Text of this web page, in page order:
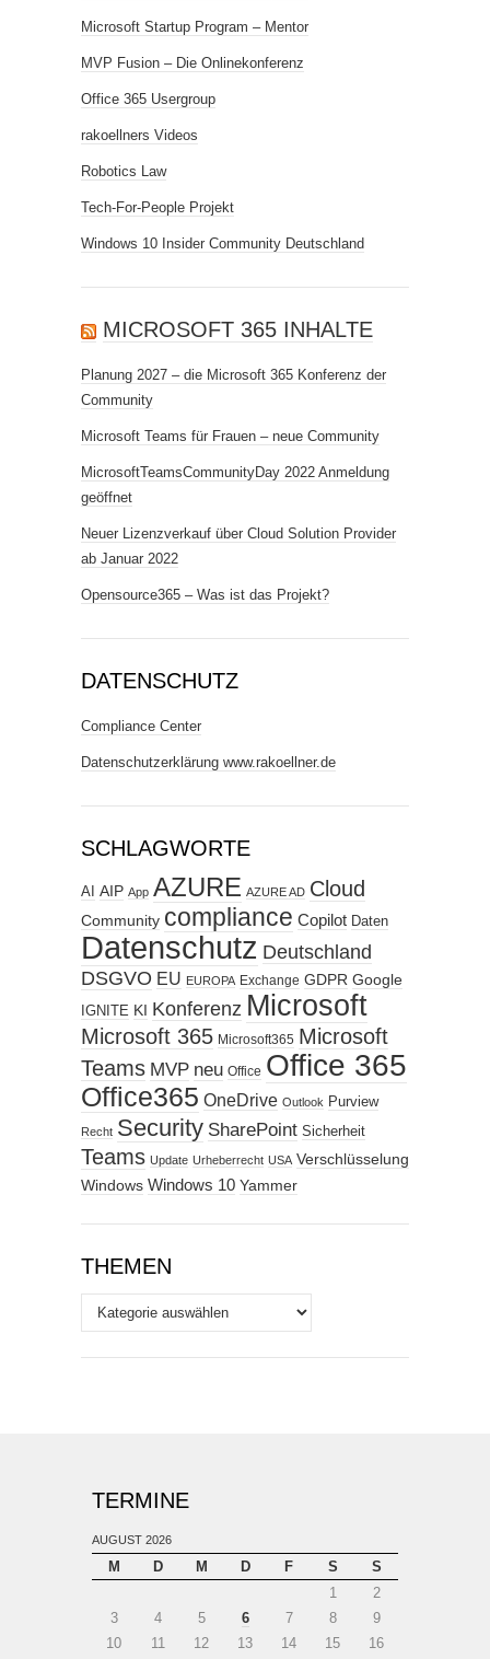
Microsoft Startup Program – Mentor
MVP Fusion – Die Onlinekonferenz
Office 365 Usergroup
rakoellners Videos
Robotics Law
Tech-For-People Projekt
Windows 10 Insider Community Deutschland
MICROSOFT 365 INHALTE
Planung 2027 – die Microsoft 365 Konferenz der
Community
Microsoft Teams für Frauen – neue Community
MicrosoftTeamsCommunityDay 2022 Anmeldung
geöffnet
Neuer Lizenzverkauf über Cloud Solution Provider
ab Januar 2022
Opensource365 – Was ist das Projekt?
DATENSCHUTZ
Compliance Center
Datenschutzerklärung www.rakoellner.de
SCHLAGWORTE
AI AIP App AZURE AZURE AD Cloud
Community compliance Copilot Daten
Datenschutz Deutschland
DSGVO EU EUROPA Exchange GDPR Google
IGNITE KI Konferenz Microsoft
Microsoft 365 Microsoft365 Microsoft
Teams MVP neu Office Office 365
Office365 OneDrive Outlook Purview
Recht Security SharePoint Sicherheit
Teams Update Urheberrecht USA Verschlüsselung
Windows Windows 10 Yammer
THEMEN
Themen
TERMINE
AUGUST 2026
M D M D F S
S
1
2
3
4 5 6 7 8
9
10
11 12 13 14 15 16